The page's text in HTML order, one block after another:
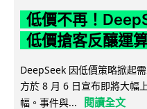
低價不再！
低價搶客反釀運
DeepSeek 因低價策略掀起
方於 8 月 6 日宣布即將大幅
幅。事件與...
閱讀全文